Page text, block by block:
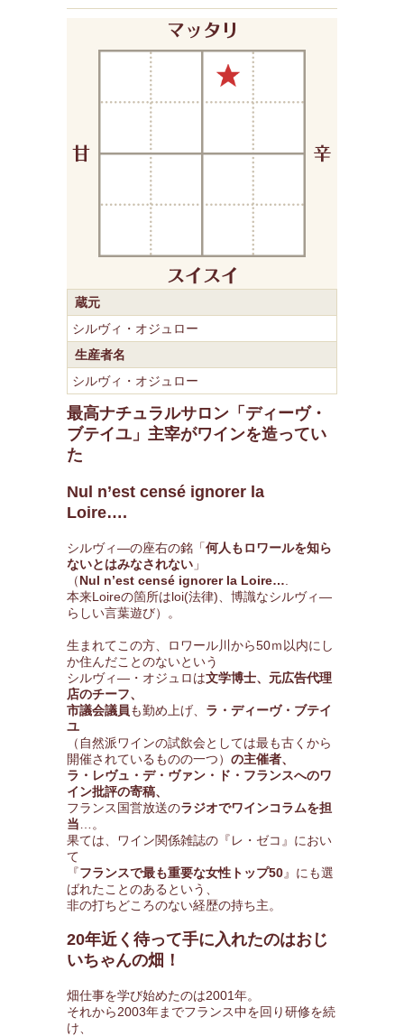
蔵元
シルヴィ・オジュロー
生産者名
シルヴィ・オジュロー
最高ナチュラルサロン「ディーヴ・
ブテイユ」主宰がワインを造ってい
た
Nul n’est censé ignorer la
Loire….
シルヴィ―の座右の銘「何人もロワールを知ら
ないとはみなされない 」
（Nul n’est censé ignorer la Loire…
本来Loireの箇所はloi(法律)、博識なシルヴィ―
らしい言葉遊び）。
生まれてこの方、ロワール川から50ｍ以内にし
か住んだことのないという
シルヴィ―・オジュロは文学博士、元広告代理
店のチーフ、
市議会議員も勤め上げ、 ラ・ディーヴ・ブテイ
ユ
（自然派ワインの試飲会としては最も古くから
開催されているものの一つ） の主催者、
ラ・レヴュ・デ・ヴァン・ド・フランスへのワ
イン批評の寄稿、
フランス国営放送のラジオでワインコラムを担
当 …。
果ては、ワイン関係雑誌の『レ・ゼコ』におい
て
『フランスで最も重要な女性トップ50』にも選
ばれたことのあるという、
非の打ちどころのない経歴の持ち主。
20年近く待って手に入れたのはおじ
いちゃんの畑！
畑仕事を学び始めたのは2001年。
それから2003年までフランス中を回り研修を続
け、